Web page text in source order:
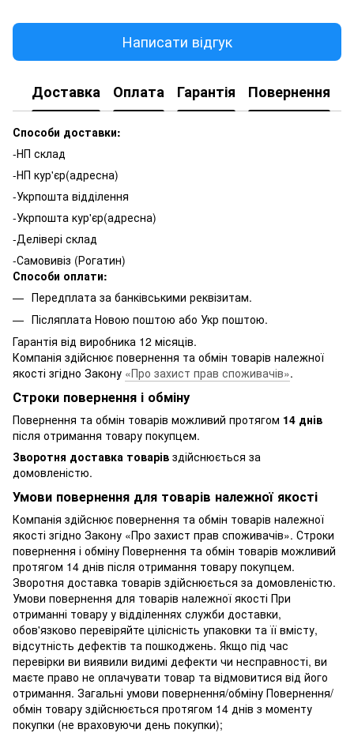
Написати відгук
Доставка Оплата Гарантія Повернення
Способи доставки:
-НП склад
-НП кур'єр(адресна)
-Укрпошта відділення
-Укрпошта кур'єр(адресна)
-Делівері склад
-Самовивіз (Рогатин)
Способи оплати:
Передплата за банківськими реквізитам.
Післяплата Новою поштою або Укр поштою.
Гарантія від виробника 12 місяців.
Компанія здійснює повернення та обмін товарів належної
якості згідно Закону «Про захист прав споживачів».
Строки повернення і обміну
Повернення та обмін товарів можливий протягом 14 днів
після отримання товару покупцем.
Зворотня доставка товарів здійснюється за
домовленістю.
Умови повернення для товарів належної якості
Компанія здійснює повернення та обмін товарів належної
якості згідно Закону «Про захист прав споживачів». Строки
повернення і обміну Повернення та обмін товарів можливий
протягом 14 днів після отримання товару покупцем.
Зворотня доставка товарів здійснюється за домовленістю.
Умови повернення для товарів належної якості При
отриманні товару у відділеннях служби доставки,
обов'язково перевіряйте цілісність упаковки та її вмісту,
відсутність дефектів та пошкоджень. Якщо під час
перевірки ви виявили видимі дефекти чи несправності, ви
маєте право не оплачувати товар та відмовитися від його
отримання. Загальні умови повернення/обміну Повернення/
обмін товару здійснюється протягом 14 днів з моменту
покупки (не враховуючи день покупки);